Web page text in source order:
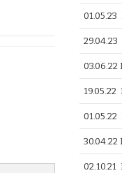
01.05.23
29.04.23
03.06.22
19.05.22
01.05.22
30.04.22
02.10.21